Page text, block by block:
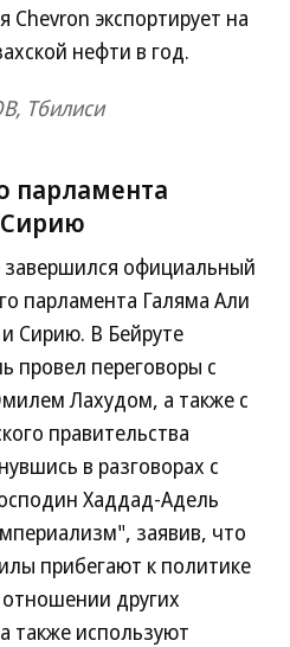
Chevron экспортирует на
нефти в год.
Тбилиси
парламента
официальный
парламента Галяма Али
Сирию. В Бейруте
провел переговоры с
Лахудом, а также с
правительства
в разговорах с
Хаддад-Адель
заявив, что
прибегают к политике
других
также используют